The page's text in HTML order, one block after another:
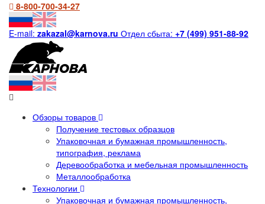
8-800-700-34-27
E-mail: zakazal@karnova.ru Отдел сбыта: +7 (499) 951-88-92
Обзоры товаров
Получение тестовых образцов
Упаковочная и бумажная промышленность,
типография, реклама
Деревообработка и мебельная промышленность
Металлообработка
Технологии
Упаковочная и бумажная промышленность,